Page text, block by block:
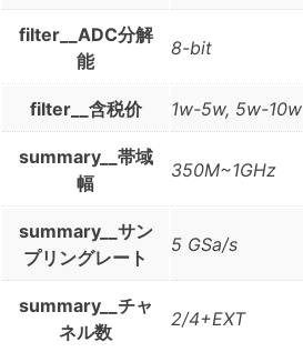
filter__ADC分解
能
8-bit
filter__含税价 1w-5w, 5w-10w
summary__帯域
幅
350M~1GHz
summary__サン
プリングレート
5 GSa/s
summary__チャ
ネル数
2/4+EXT